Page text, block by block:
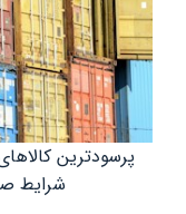
پرسودترین
شرایط